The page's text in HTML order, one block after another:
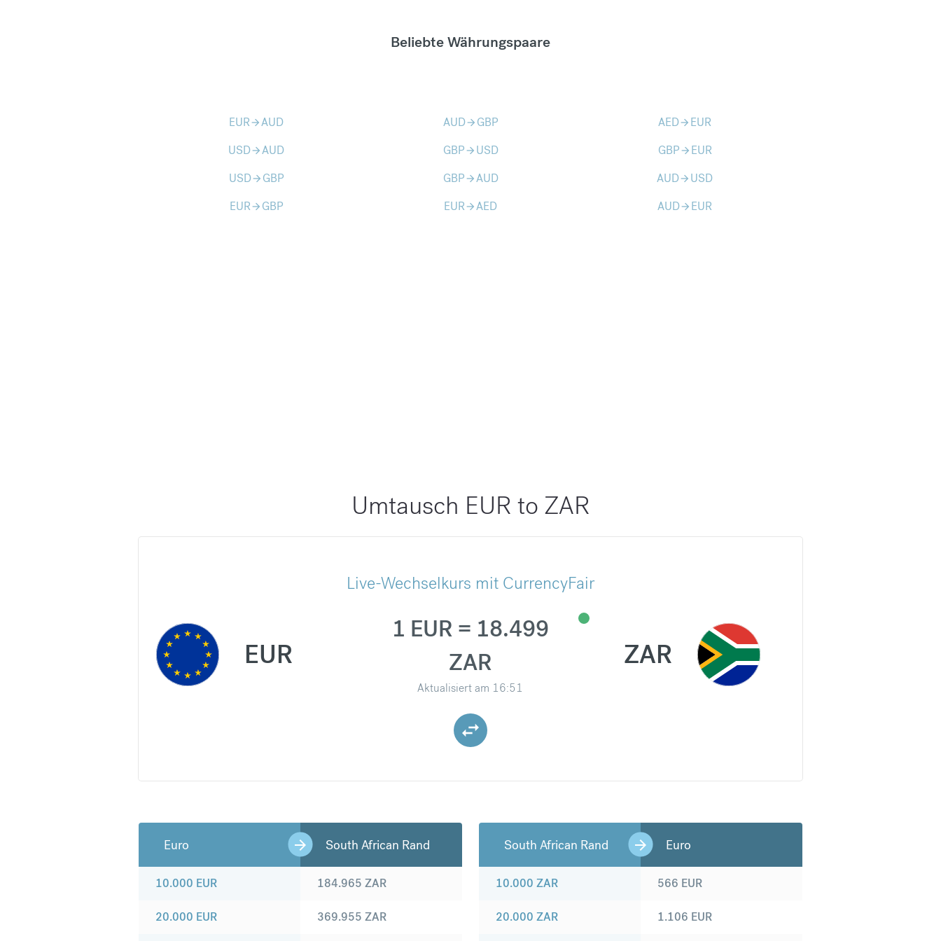
Beliebte Währungspaare
EURarrow_forwardAUD AUDarrow_forward GBP AEDarrow_forward EUR
USDarrow_forwardAUD GBParrow_forward USD GBParrow_forward EUR
USDarrow_forward GBP GBParrow_forwardAUD AUDarrow_forward USD
EURarrow_forward GBP EURarrow_forwardAED AUDarrow_forward EUR
Umtausch EUR to ZAR
Live-Wechselkurs mit CurrencyFair
EUR
1 EUR = 18.499
ZAR
Aktualisiert am 16:51
ZAR
Euro South African Rand
10.000 EUR
20.000 EUR
184.965 ZAR
369.955 ZAR
South African Rand Euro
10.000 ZAR
20.000 ZAR
566 EUR
1.106 EUR